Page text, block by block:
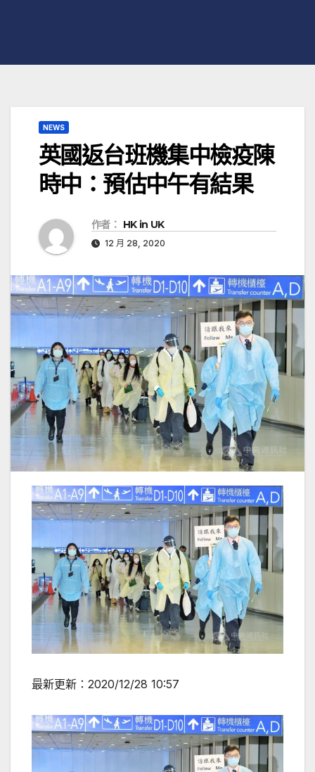
NEWS
英國返台班機集中檢疫陳
時中：預估中午有結果
作者： HK in UK
12 月 28, 2020
最新更新： 2020/12/28 10:57